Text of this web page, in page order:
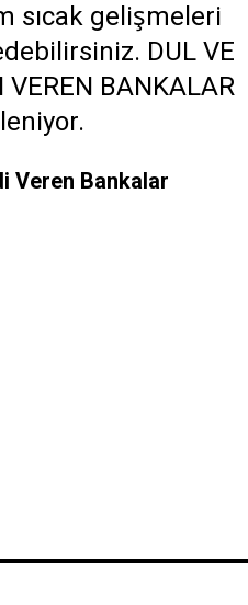
sıcak gelişmeleri
DUL VE
VEREN BANKALAR
Veren Bankalar